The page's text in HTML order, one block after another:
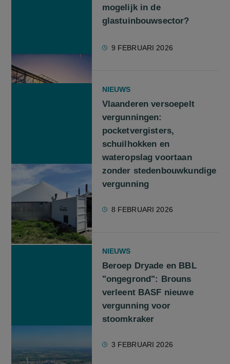
mogelijk in de
glastuinbouwsector?
9 FEBRUARI 2026
NIEUWS
Vlaanderen versoepelt
vergunningen:
pocketvergisters,
schuilhokken en
wateropslag voortaan
zonder stedenbouwkundige
vergunning
8 FEBRUARI 2026
NIEUWS
Beroep Dryade en BBL
"ongegrond": Brouns
verleent BASF nieuwe
vergunning voor
stoomkraker
3 FEBRUARI 2026